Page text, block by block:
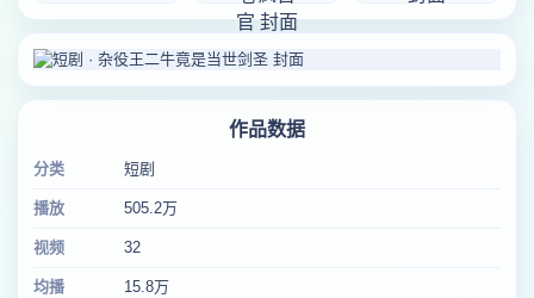
作品数据
分类 短剧
播放 505.2万
视频 32
均播 15.8万